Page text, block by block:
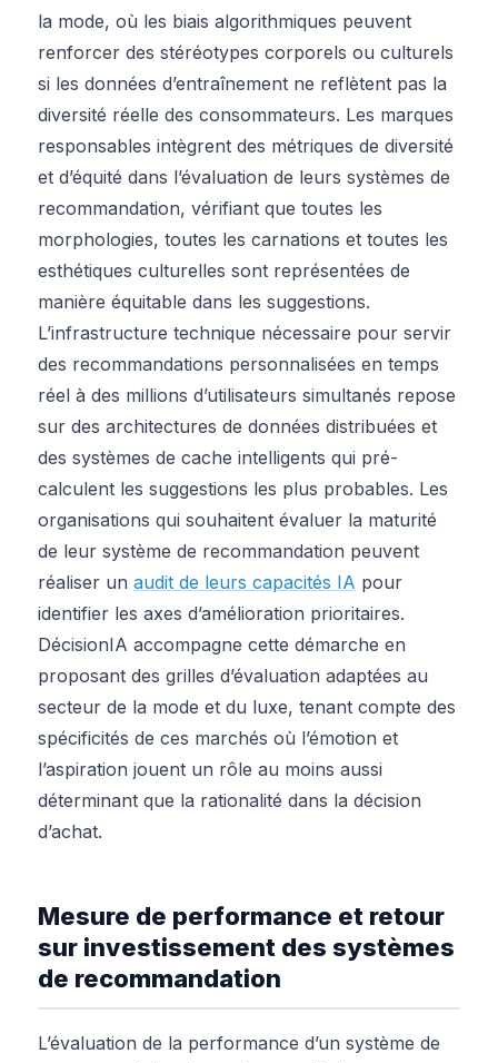
la mode, où les biais algorithmiques peuvent
renforcer des stéréotypes corporels ou culturels
si les données d’entraînement ne reflètent pas la
diversité réelle des consommateurs. Les marques
responsables intègrent des métriques de diversité
et d’équité dans l’évaluation de leurs systèmes de
recommandation, vérifiant que toutes les
morphologies, toutes les carnations et toutes les
esthétiques culturelles sont représentées de
manière équitable dans les suggestions.
L’infrastructure technique nécessaire pour servir
des recommandations personnalisées en temps
réel à des millions d’utilisateurs simultanés repose
sur des architectures de données distribuées et
des systèmes de cache intelligents qui pré-
calculent les suggestions les plus probables. Les
organisations qui souhaitent évaluer la maturité
de leur système de recommandation peuvent
réaliser un audit de leurs capacités IA pour
identifier les axes d’amélioration prioritaires.
DécisionIA accompagne cette démarche en
proposant des grilles d’évaluation adaptées au
secteur de la mode et du luxe, tenant compte des
spécificités de ces marchés où l’émotion et
l’aspiration jouent un rôle au moins aussi
déterminant que la rationalité dans la décision
d’achat.
Mesure de performance et retour
sur investissement des systèmes
de recommandation
L’évaluation de la performance d’un système de